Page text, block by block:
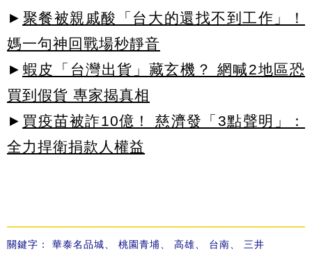
► 聚餐被親戚酸「台大的還找不到工作」！
媽一句神回戰場秒靜音
► 蝦皮「台灣出貨」藏玄機？ 網喊2地區恐
買到假貨 專家揭真相
► 買疫苗被詐10億！ 慈濟發「3點聲明」：
全力捍衛捐款人權益
關鍵字： 華泰名品城 桃園青埔 高雄 台南 三井